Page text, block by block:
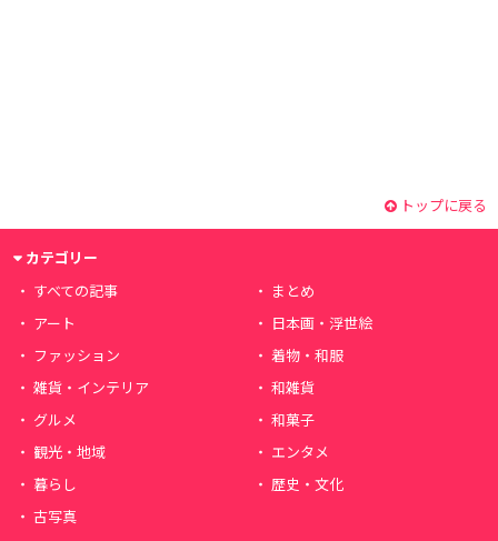
トップに戻る
カテゴリー
すべての記事
まとめ
アート
日本画・浮世絵
ファッション
着物・和服
雑貨・インテリア
和雑貨
グルメ
和菓子
観光・地域
エンタメ
暮らし
歴史・文化
古写真